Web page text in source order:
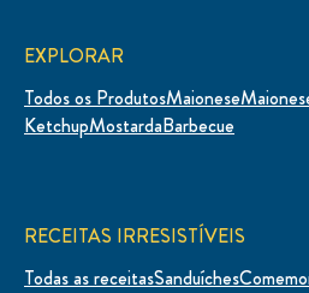
EXPLORAR
Todos os ProdutosMaionese
KetchupMostardaBarbecue
RECEITAS IRRESISTÍVEIS
Todas as receitasSanduíches